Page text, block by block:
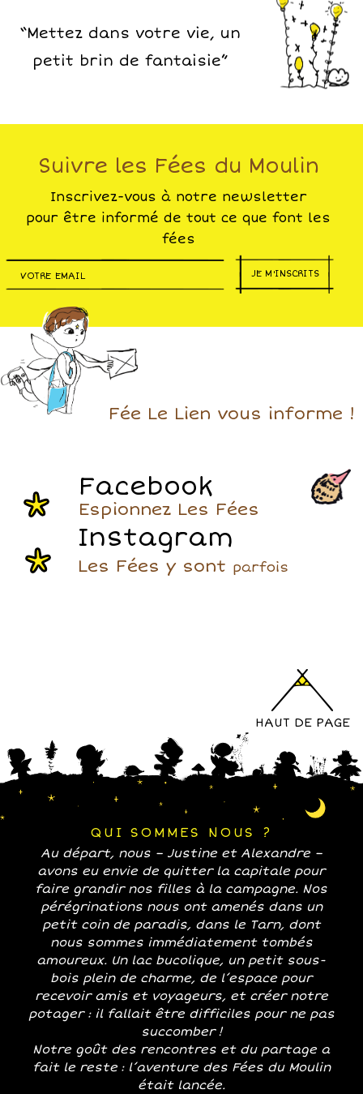
“Mettez dans votre vie, un
petit brin de fantaisie”
Suivre les Fées du Moulin
Inscrivez-vous à notre newsletter
pour être informé de tout ce que font les
fées
JE M'INSCRITS
Fée Le Lien vous informe !
Facebook
Espionnez Les Fées
Instagram
Les Fées y sont parfois
HAUT DE PAGE
QUI SOMMES NOUS ?
Au départ, nous – Justine et Alexandre –
avons eu envie de quitter la capitale pour
faire grandir nos filles à la campagne. Nos
pérégrinations nous ont amenés dans un
petit coin de paradis, dans le Tarn, dont
nous sommes immédiatement tombés
amoureux. Un lac bucolique, un petit sous-
bois plein de charme, de l’espace pour
recevoir amis et voyageurs, et créer notre
potager : il fallait être difficiles pour ne pas
succomber !
Notre goût des rencontres et du partage a
fait le reste : l’aventure des Fées du Moulin
était lancée.